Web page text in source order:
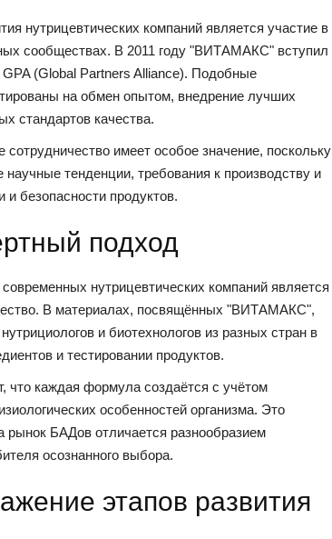
нутрицевтических компаний является участие в
сообществах. В 2011 году "ВИТАМАКС" вступил
(Global Partners Alliance). Подобные
на обмен опытом, внедрение лучших
стандартов качества.
имеет особое значение, поскольку
тенденции, требования к производству и
безопасности продуктов.
подход
нутрицевтических компаний является
В материалах, посвящённых "ВИТАМАКС",
и биотехнологов из разных стран в
и тестировании продуктов.
что каждая формула создаётся с учётом
особенностей организма. Это
рынок БАДов отличается разнообразием
осознанного выбора.
этапов развития